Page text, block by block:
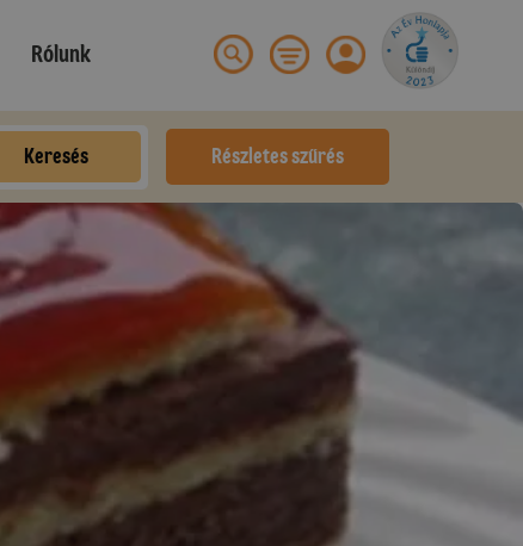
Rólunk
Keresés Részletes szűrés